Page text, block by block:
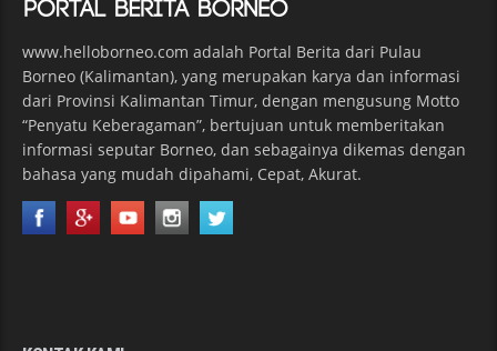
www.helloborneo.com adalah Portal Berita dari Pulau
Borneo (Kalimantan), yang merupakan karya dan informasi
dari Provinsi Kalimantan Timur, dengan mengusung Motto
“Penyatu Keberagaman”, bertujuan untuk memberitakan
informasi seputar Borneo, dan sebagainya dikemas dengan
bahasa yang mudah dipahami, Cepat, Akurat.